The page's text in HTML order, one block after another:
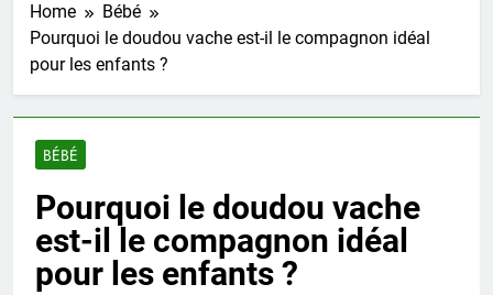
Home
Bébé
Pourquoi le doudou vache est-il le compagnon idéal
pour les enfants ?
BÉBÉ
Pourquoi le doudou vache
est-il le compagnon idéal
pour les enfants ?